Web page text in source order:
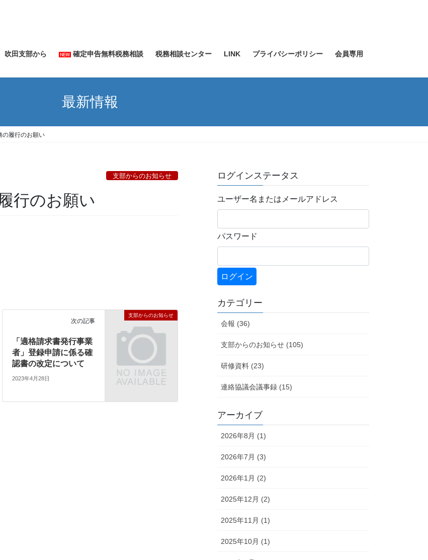
吹田支部から 確定申告無料税務相談 税務相談センター LINK プライバシーポリシー 会員専用
最新情報
の履行のお願い
支部からのお知らせ
行のお願い
支部からのお知らせ
次の記事
「適格請求書発行事業
者」登録申請に係る確
認書の改定について
2023年4月28日
ログインステータス
ユーザー名またはメールアドレス
パスワード
カテゴリー
会報 (36)
支部からのお知らせ (105)
研修資料 (23)
連絡協議会議事録 (15)
アーカイブ
2026年8月 (1)
2026年7月 (3)
2026年1月 (2)
2025年12月 (2)
2025年11月 (1)
2025年10月 (1)